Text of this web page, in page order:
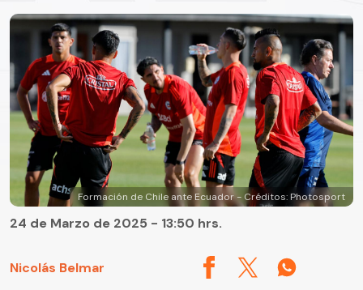
Formación de Chile ante Ecuador - Créditos: Photosport
Nicolás Belmar
24 de Marzo de 2025 - 13:50 hrs.